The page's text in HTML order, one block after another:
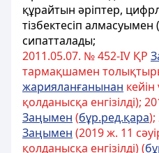
құрайтын әрiптер,
тiзбектесiп алмасуымен
сипатталады;
2011.05.07. № 452-IV ҚР
тармақшамен
жарияланғанынан
қолданысқа енгізілді);
Заңымен (бұр.ред.қара);
Заңымен (2019 ж. 11
қолданысқа енгізілді) (